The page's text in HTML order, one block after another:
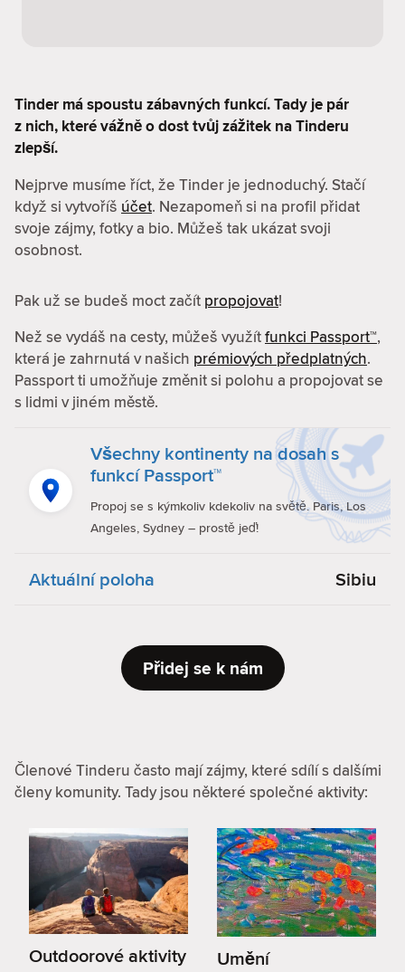
Tinder má spoustu zábavných funkcí. Tady je pár
z nich, které vážně o dost tvůj zážitek na Tinderu
zlepší.
Nejprve musíme říct, že Tinder je jednoduchý. Stačí
když si vytvoříš účet. Nezapomeň si na profil přidat
svoje zájmy, fotky a bio. Můžeš tak ukázat svoji
osobnost.
Pak už se budeš moct začít propojovat!
Než se vydáš na cesty, můžeš využítfunkci Passport™,
která je zahrnutá v našich prémiových předplatných.
Passport ti umožňuje změnit si polohu a propojovat se
s lidmi v jiném městě.
Všechny kontinenty na dosah s
funkcí Passport™
Propoj se s kýmkoliv kdekoliv na světě. Paris, Los
Angeles, Sydney – prostě jeď!
Aktuální poloha Sibiu
Přidej se k nám
Členové Tinderu často mají zájmy, které sdílí s dalšími
členy komunity. Tady jsou některé společné aktivity:
Outdoorové aktivity Umění